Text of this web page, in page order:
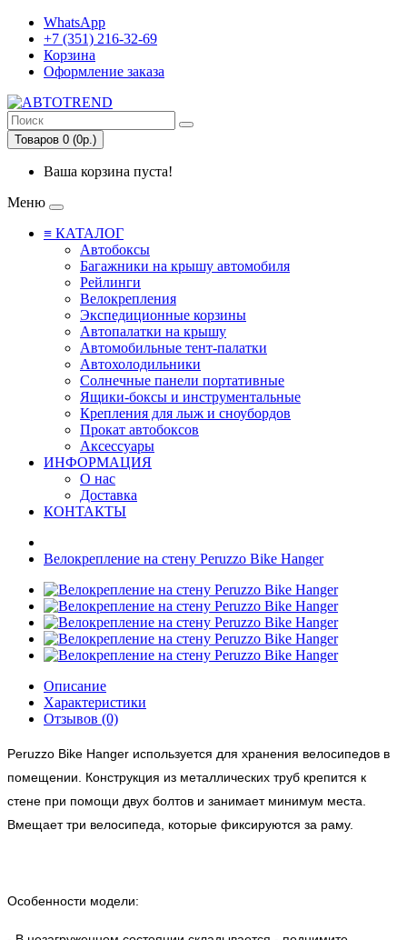
WhatsApp
+7 (351) 216-32-69
Корзина
Оформление заказа
Товаров 0 (0р.)
Ваша корзина пуста!
Меню
≡ КАТАЛОГ
Автобоксы
Багажники на крышу автомобиля
Рейлинги
Велокрепления
Экспедиционные корзины
Автопалатки на крышу
Автомобильные тент-палатки
Автохолодильники
Солнечные панели портативные
Ящики-боксы и инструментальные
Крепления для лыж и сноубордов
Прокат автобоксов
Аксессуары
ИНФОРМАЦИЯ
О нас
Доставка
КОНТАКТЫ
Велокрепление на стену Peruzzo Bike Hanger
Описание
Характеристики
Отзывов (0)
Peruzzo Bike Hanger используется для хранения велосипедов в
помещении. Конструкция из металлических труб крепится к
стене при помощи двух болтов и занимает минимум места.
Вмещает три велосипеда, которые фиксируются за раму.
Особенности модели: